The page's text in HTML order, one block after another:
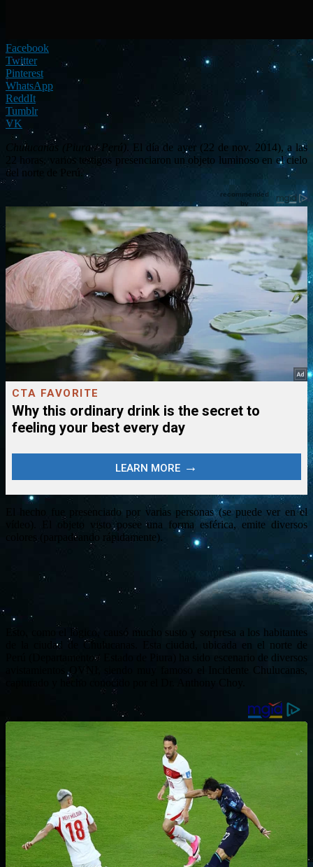
Facebook
Twitter
Pinterest
WhatsApp
ReddIt
Tumblr
VK
Chulucanas (Piura / Perú)
. El día de ayer (22 de nov. 2014), a las
22 horas, varios testigos presenciaron un objeto luminoso en el cielo
del norte de Perú.
El hecho fue presenciado por varias personas (se puede ver en el
vídeo). El objeto visto posee una forma esférica, emite diversos
colores (parpadeando rápidamente).
Esto, como el lógico, causó mucho susto y sorpresa a los habitantes
de la ciudad de Chulucanas. Esta ciudad, ubicada en el norte de
Perú (Departamento / Estado de Piura) ha sido escenario de diversos
avistamientos OVNI, siendo muy famoso el Incidente Chulucanas,
capturado y hecho conocido por el Dr. Anthony Choy.